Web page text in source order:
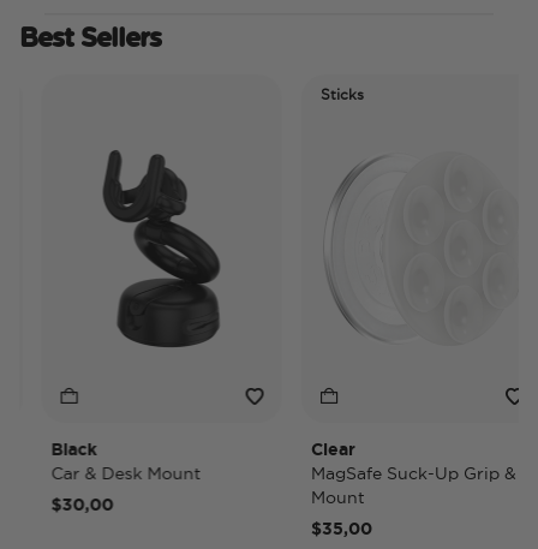
Best Sellers
Black
Car & Desk Mount
$30,00
Sticks
Clear
MagSafe Suck-Up Grip &
Mount
$35,00